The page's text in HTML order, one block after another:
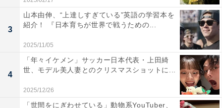
3
山本由伸、“上達しすぎている”英語の学習本を
紹介！ 『日本育ちが世界で戦うための...
2025/11/05
4
「年々イケメン」サッカー日本代表・上田綺
世、モデル美人妻とのクリスマスショットに...
2025/12/26
「世間をにぎわせている」動物系YouTuber、